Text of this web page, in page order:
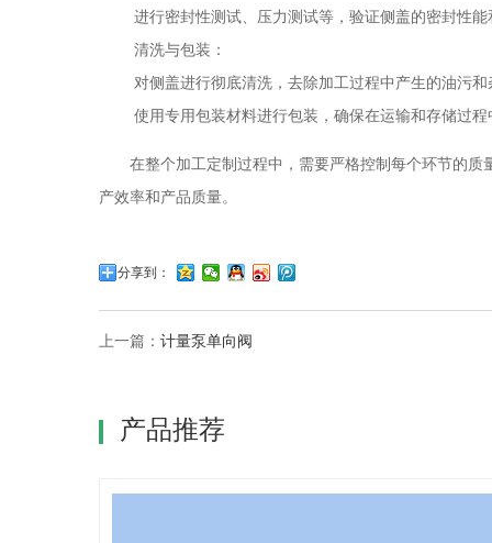
进行密封性测试、压力测试等，验证侧盖的密封性
清洗与包装 ：
对侧盖进行彻底清洗，去除加工过程中产生的油污和
使用专用包装材料进行包装，确保在运输和存储过
在整个加工定制过程中，需要严格控制每个环节的质
产效率和产品质量。
分享到：
上一篇： 计量泵单向阀
产品推荐